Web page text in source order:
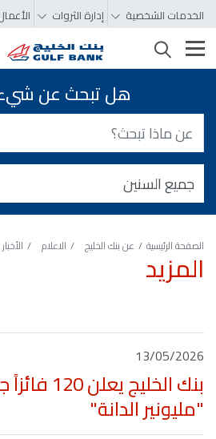
الخدمات الشخصية إدارة الثروات
تغيير التصفّح
هل تبحث عن
الصفحة الرئيسية عن بنك الخليج الاعلام الأخبار
المزيد
13/05/2026
بنك
"مليونير الدانة"